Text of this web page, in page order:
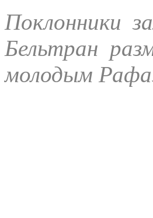
Поклонники
Бельтран
молодым